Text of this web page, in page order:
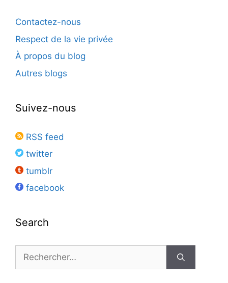
Contactez-nous
Respect de la vie privée
À propos du blog
Autres blogs
Suivez-nous
RSS feed
twitter
tumblr
facebook
Search
Rechercher :